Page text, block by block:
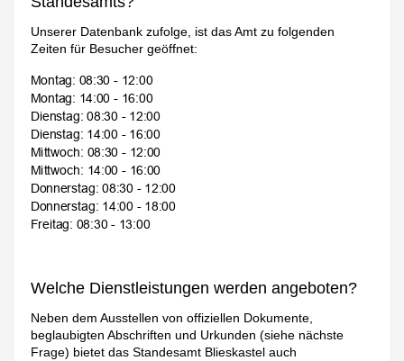
Unserer Datenbank zufolge, ist das Amt zu folgenden
Zeiten für Besucher geöffnet:
Welche Dienstleistungen werden angeboten?
Neben dem Ausstellen von offiziellen Dokumente,
beglaubigten Abschriften und Urkunden (siehe nächste
Frage) bietet das Standesamt Blieskastel auch